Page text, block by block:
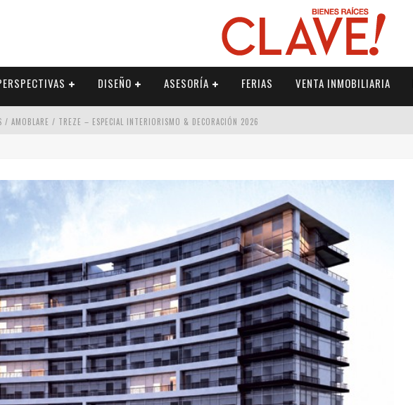
DISEÑO ASESORÍA FERIAS VENTA INMOBILIARIA
/ AMOBLARE / TREZE – ESPECIAL INTERIORISMO & DECORACIÓN 2026
ARQUITECTOS – ESPECIAL INTERIORISMO & DECORACIÓN 2026
INTERIORISMO & DECORACIÓN 2026
DESIGN STUDIO – ESPECIAL INTERIORISMO & DECORACIÓN 2026
MUBB DESIGN STUDIO – ESPECIAL
INTERIORISMO & DECORACIÓN 2026